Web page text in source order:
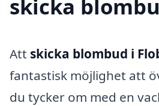
skicka
Att skicka blombud i
fantastisk möjlighet att
du tycker om med en